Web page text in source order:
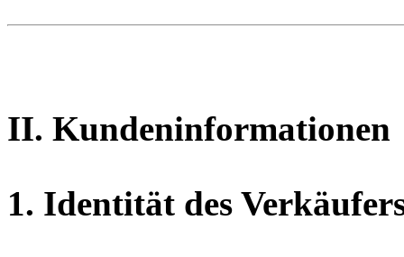
II. Kundeninformationen
1. Identität des